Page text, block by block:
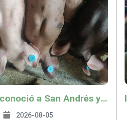
La OMSA reconoció a San Andrés y Providencia como zona libre de Peste Porcina Clásica (PPC)
2026-08-05